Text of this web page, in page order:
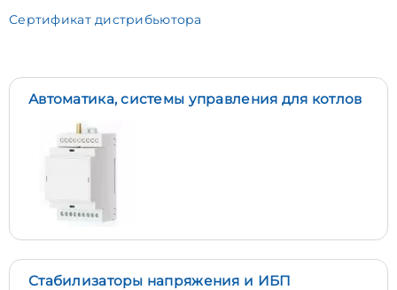
Сертификат дистрибьютора
Автоматика, системы управления для котлов
Стабилизаторы напряжения и ИБП